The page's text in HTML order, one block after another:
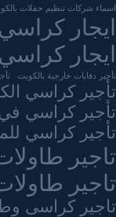
اسماء شركات تنظيم حفلات
ايجار
ايجار
تأجير دفايات خارجية بالكويت
تأجير كراسي
تأجير كراسي
تأجير كراسي
تاجير
تاجير
تاجير كراسى